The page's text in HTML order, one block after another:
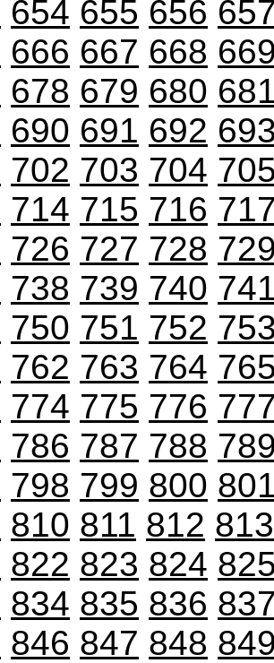
654 655 656
666 667 668
678 679 680
690 691 692
702 703 704
714 715 716
726 727 728
738 739 740
750 751 752
762 763 764
774 775 776
786 787 788
798 799 800
810 811 812 813
822 823 824
834 835 836
846 847 848